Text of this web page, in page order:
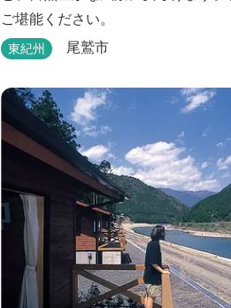
ご堪能ください。
東紀州 尾鷲市